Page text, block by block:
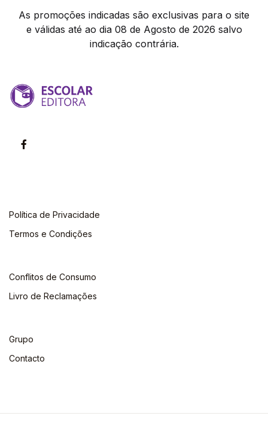
As promoções indicadas são exclusivas para o site
e válidas até ao dia 08 de Agosto de 2026 salvo
indicação contrária.
Política de Privacidade
Termos e Condições
Conflitos de Consumo
Livro de Reclamações
Grupo
Contacto